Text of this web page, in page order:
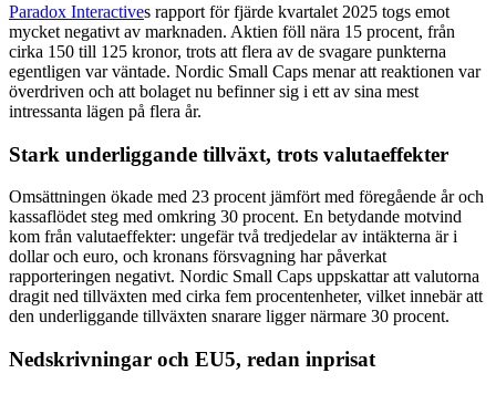
Paradox Interactives rapport för fjärde kvartalet 2025 togs emot
mycket negativt av marknaden. Aktien föll nära 15 procent, från
cirka 150 till 125 kronor, trots att flera av de svagare punkterna
egentligen var väntade. Nordic Small Caps menar att reaktionen var
överdriven och att bolaget nu befinner sig i ett av sina mest
intressanta lägen på flera år.
Stark underliggande tillväxt, trots valutaeffekter
Omsättningen ökade med 23 procent jämfört med föregående år och
kassaflödet steg med omkring 30 procent. En betydande motvind
kom från valutaeffekter: ungefär två tredjedelar av intäkterna är i
dollar och euro, och kronans försvagning har påverkat
rapporteringen negativt. Nordic Small Caps uppskattar att valutorna
dragit ned tillväxten med cirka fem procentenheter, vilket innebär att
den underliggande tillväxten snarare ligger närmare 30 procent.
Nedskrivningar och EU5, redan inprisat